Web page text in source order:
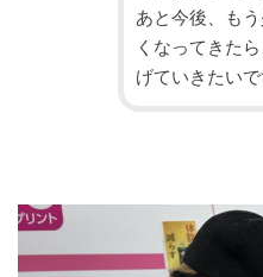
あと今後、も
くなってきた
げていきたいで